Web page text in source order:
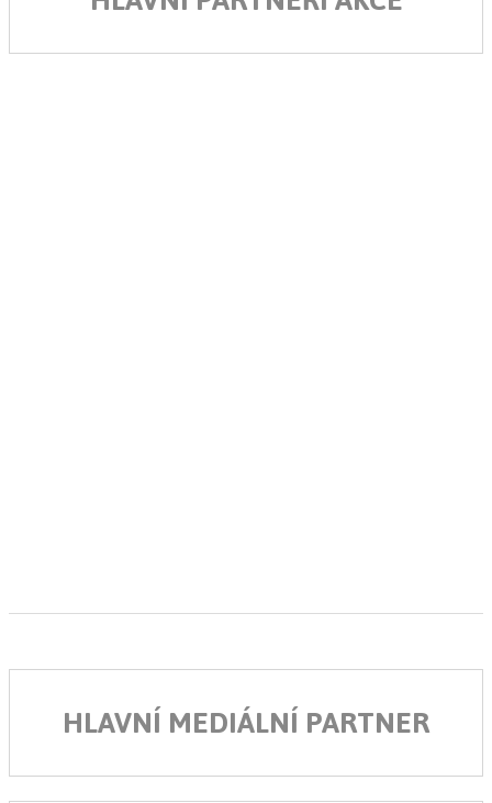
HLAVNÍ MEDIÁLNÍ PARTNER